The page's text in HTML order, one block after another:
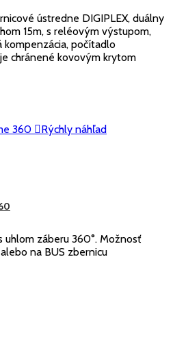
ústredne DIGIPLEX, duálny
15m, s reléovým výstupom,
počítadlo
chránené kovovým krytom
Rýchly náhľad
záberu 360°. Možnosť
na BUS zbernicu